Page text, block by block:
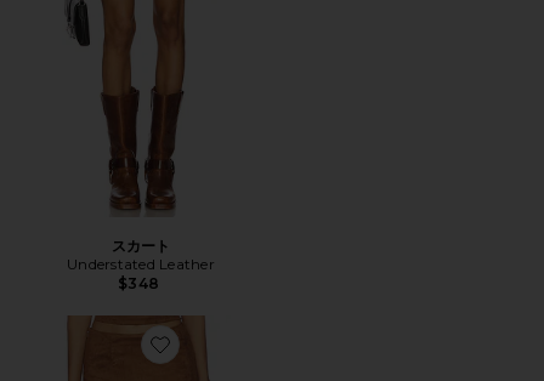
スカート
Understated Leather
$348
Favorite AIYA スカート